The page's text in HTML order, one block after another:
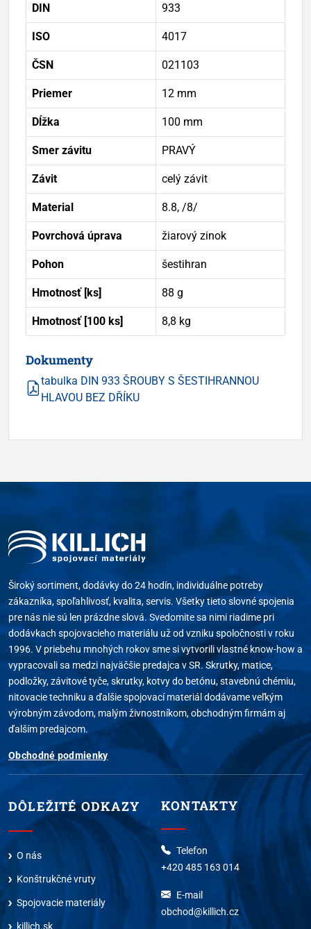
DIN 933
ISO 4017
ČSN 021103
Priemer 12 mm
Dĺžka 100 mm
Smer závitu PRAVÝ
Závit celý závit
Material 8.8, /8/
Povrchová úprava žiarový zinok
Pohon šestihran
Hmotnosť [ks] 88 g
Hmotnosť [100 ks] 8,8 kg
Dokumenty
tabulka DIN 933 ŠROUBY S ŠESTIHRANNOU
HLAVOU BEZ DŘÍKU
Široký sortiment, dodávky do 24 hodín, individuálne potreby
zákazníka, spoľahlivosť, kvalita, servis. Všetky tieto slovné spojenia
pre nás nie sú len prázdne slová. Svedomite sa nimi riadime pri
dodávkach spojovacieho materiálu už od vzniku spoločnosti v roku
1996. V priebehu mnohých rokov sme si vytvorili vlastné know-how a
vypracovali sa medzi najväčšie predajca v SR. Skrutky, matice,
podložky, závitové tyče, skrutky, kotvy do betónu, stavebnú chémiu,
nitovacie techniku a ďalšie spojovací materiál dodávame veľkým
výrobným závodom, malým živnostníkom, obchodným firmám aj
ďalším predajcom.
Obchodné podmienky
DÔLEŽITÉ ODKAZY
O nás
Konštrukčné vruty
Spojovacie materiály
killich.sk
KONTAKTY
Telefon
+420 485 163 014
E-mail
obchod@killich.cz